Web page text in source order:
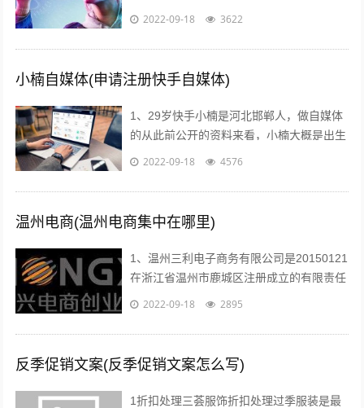
师生情感交流，及时反馈和引导，从而有效
2022-09-18 3622
小楠自媒体(申请注册快手自媒体)
1、29岁快手小楠是河北邯郸人，做自媒体
的从此前公开的资料来看，小楠大概是出生
于1993年的美女，如今29岁上下。...
2022-09-18 4576
温州电商(温州电商集中在哪里)
1、温州三利电子商务有限公司是20150121
在浙江省温州市鹿城区注册成立的有限责任
公司自然人投资或控股，注册地址位于温州
2022-09-18 2895
反季促销文案(反季促销文案怎么写)
1折扣处理三荟服饰折扣处理过季服装是最